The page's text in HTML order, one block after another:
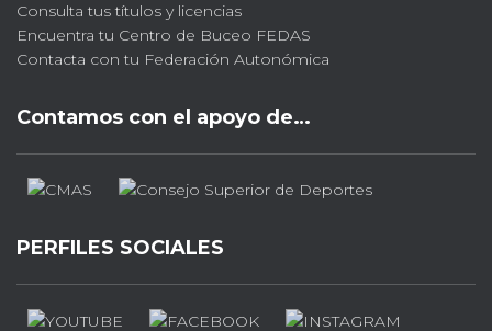
Consulta tus títulos y licencias
Encuentra tu Centro de Buceo FEDAS
Contacta con tu Federación Autonómica
Contamos con el apoyo de…
PERFILES SOCIALES